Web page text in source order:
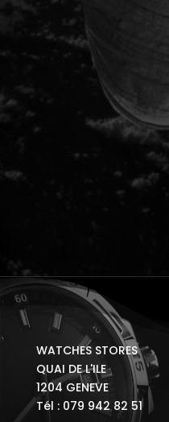
WATCHES STORES
QUAI DE L'ILE
1204 GENEVE
Tél : 079 942 82 51